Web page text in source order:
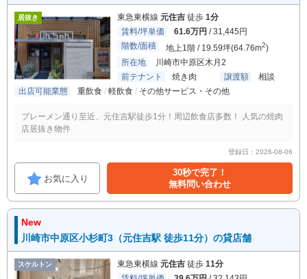
居抜き 東急東横線 元住吉 徒歩 1分
賃料/坪単価
61.6万円 / 31,445円
階数/面積
地上1階 / 19.59坪(64.76m2)
所在地
川崎市中原区木月2
前テナント
焼き肉 譲渡額
相談
出店可能業態
重飲食 軽飲食 その他サービス・その他
ブレーメン通り至近、元住吉駅徒歩1分！周辺飲食店多数！ 人気の焼肉
店居抜き物件
登録日：2026-08-06
お気に入り
30秒で完了！
無料問い合わせ
New
川崎市中原区小杉町3（元住吉駅 徒歩11分）の貸店舗
スケルトン 東急東横線 元住吉 徒歩 11分